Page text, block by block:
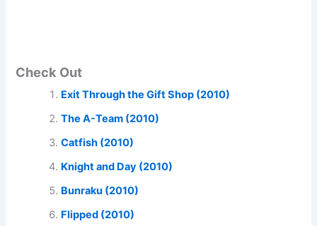
Check Out
Exit Through the Gift Shop (2010)
The A-Team (2010)
Catfish (2010)
Knight and Day (2010)
Bunraku (2010)
Flipped (2010)